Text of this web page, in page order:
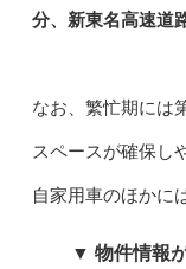
分、新東名高速道
なお、繁忙期には
スペースが確保し
自家用車のほかに
▼ 物件情報